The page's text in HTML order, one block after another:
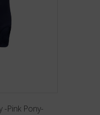
-Pink Pony-